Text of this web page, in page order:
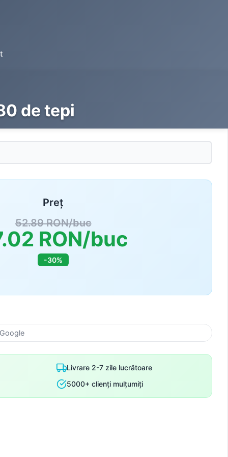
de tepi
Preț
52.89 RON/buc
RON/buc
-30%
Livrare 2-7 zile lucrătoare
5000+ clienți mulțumiți